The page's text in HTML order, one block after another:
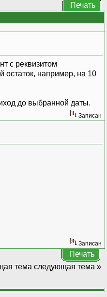
Печать
с реквизитом
остаток, например, на 10
до выбранной даты.
Записан
Записан
Печать
тема следующая тема »